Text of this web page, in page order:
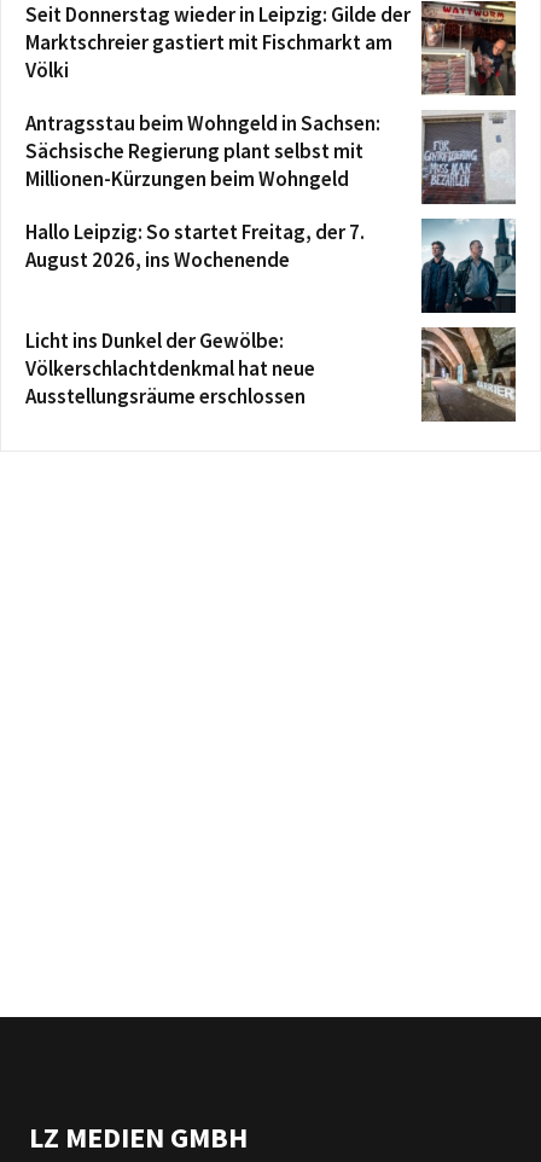
Seit Donnerstag wieder in Leipzig: Gilde der
Marktschreier gastiert mit Fischmarkt am
Völki
Antragsstau beim Wohngeld in Sachsen:
Sächsische Regierung plant selbst mit
Millionen-Kürzungen beim Wohngeld
Hallo Leipzig: So startet Freitag, der 7.
August 2026, ins Wochenende
Licht ins Dunkel der Gewölbe:
Völkerschlachtdenkmal hat neue
Ausstellungsräume erschlossen
LZ MEDIEN GMBH